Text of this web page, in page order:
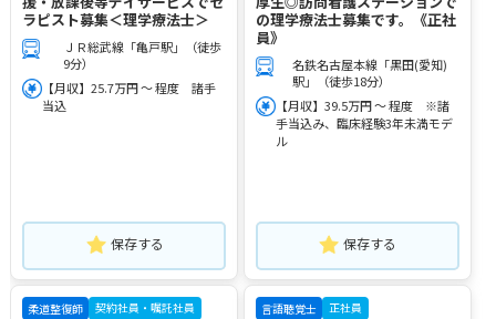
ラピスト募集＜理学療法士＞
ＪＲ総武線「亀戸駅」（徒歩
9分）
【月収】25.7万円 ～ 程度 諸手
当込
保存する
の理学療法士募集です。《正社
員》
名鉄名古屋本線「黒田(愛知)
駅」（徒歩18分）
【月収】39.5万円 ～ 程度 ※諸
手当込み、臨床経験3年未満モデ
ル
保存する
柔道整復師 契約社員・嘱託社員 言語聴覚士 正社員